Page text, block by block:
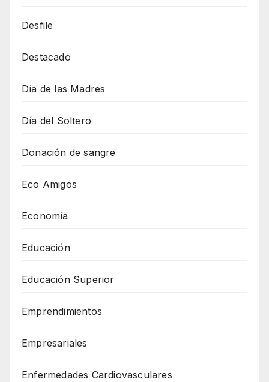
Desfile
Destacado
Día de las Madres
Día del Soltero
Donación de sangre
Eco Amigos
Economía
Educación
Educación Superior
Emprendimientos
Empresariales
Enfermedades Cardiovasculares